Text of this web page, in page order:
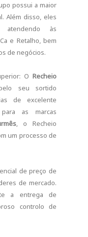
possui a maior
Além disso, eles
às
e Retalho, bem
de negócios.
O Recheio
seu sortido
de excelente
as marcas
, o Recheio
um processo de
de preço de
de mercado.
a entrega de
controlo de